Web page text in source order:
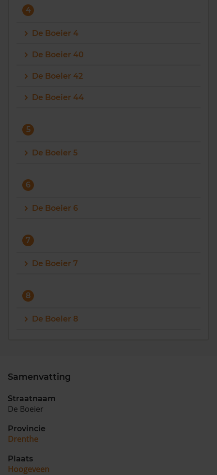
4
De Boeier 4
De Boeier 40
De Boeier 42
De Boeier 44
5
De Boeier 5
6
De Boeier 6
7
De Boeier 7
8
De Boeier 8
Samenvatting
Straatnaam
De Boeier
Provincie
Drenthe
Plaats
Hoogeveen